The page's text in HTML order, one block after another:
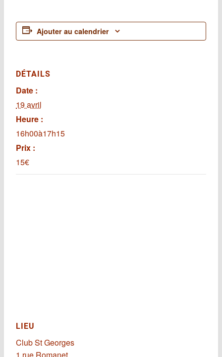
Ajouter au calendrier
DÉTAILS
Date :
19 avril
Heure :
16h00à17h15
Prix :
15€
LIEU
Club St Georges
1 rue Romanet